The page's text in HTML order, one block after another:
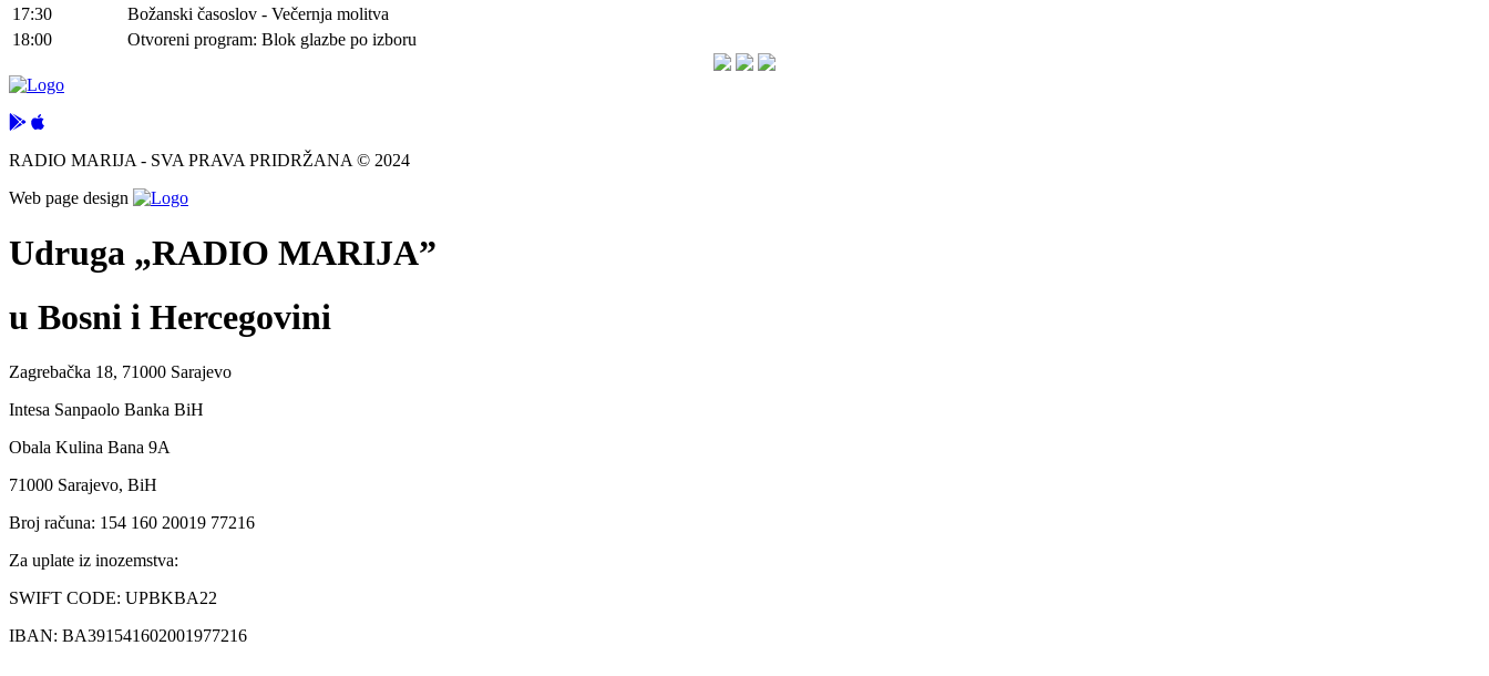
17:30
Božanski časoslov - Večernja molitva
18:00
Otvoreni program: Blok glazbe po izboru
RADIO MARIJA - SVA PRAVA PRIDRŽANA © 2024
Web page design
Udruga „RADIO MARIJA”
u Bosni i Hercegovini
Zagrebačka 18, 71000 Sarajevo
Intesa Sanpaolo Banka BiH
Obala Kulina Bana 9A
71000 Sarajevo, BiH
Broj računa: 154 160 20019 77216
Za uplate iz inozemstva:
SWIFT CODE: UPBKBA22
IBAN: BA391541602001977216